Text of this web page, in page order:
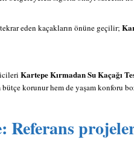
eden kaçakların önüne geçilir;
Kartepe Kırmadan Su Kaçağı
korunur hem de yaşam konforu
Referans